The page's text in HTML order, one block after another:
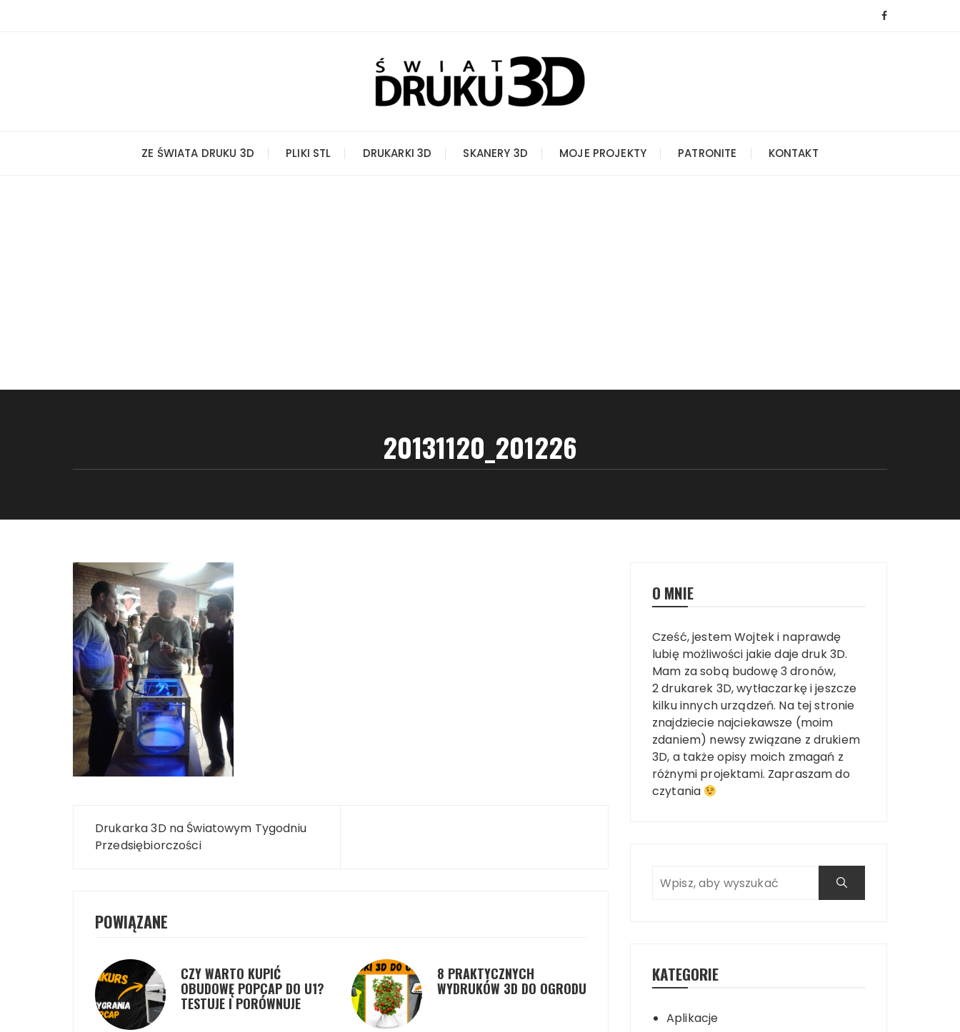
ZE ŚWIATA DRUKU 3D PLIKI STL DRUKARKI 3D SKANERY 3D MOJE PROJEKTY PATRONITE KONTAKT
20131120_201226
Nawigacja
wpisu
Drukarka 3D na Światowym Tygodniu
Przedsiębiorczości
POWIĄZANE
CZY WARTO KUPIĆ
OBUDOWĘ POPCAP DO U1?
TESTUJE I PORÓWNUJE
8 PRAKTYCZNYCH
WYDRUKÓW 3D DO OGRODU
O MNIE
Cześć, jestem Wojtek i naprawdę
lubię możliwości jakie daje druk 3D.
Mam za sobą budowę 3 dronów,
2 drukarek 3D, wytłaczarkę i jeszcze
kilku innych urządzeń. Na tej stronie
znajdziecie najciekawsze (moim
zdaniem) newsy związane z drukiem
3D, a także opisy moich zmagań z
różnymi projektami. Zapraszam do
czytania
KATEGORIE
Aplikacje